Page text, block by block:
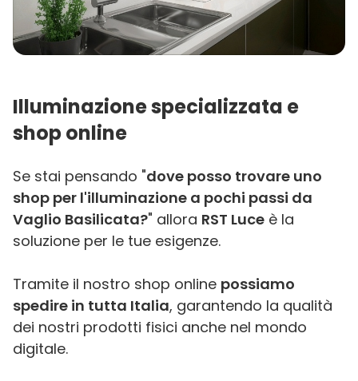
Illuminazione specializzata e
shop online
Se stai pensando "dove posso trovare uno
shop per l'illuminazione a pochi passi da
Vaglio Basilicata?" allora RST Luce è la
soluzione per le tue esigenze.
Tramite il nostro shop online possiamo
spedire in tutta Italia, garantendo la qualità
dei nostri prodotti fisici anche nel mondo
digitale.